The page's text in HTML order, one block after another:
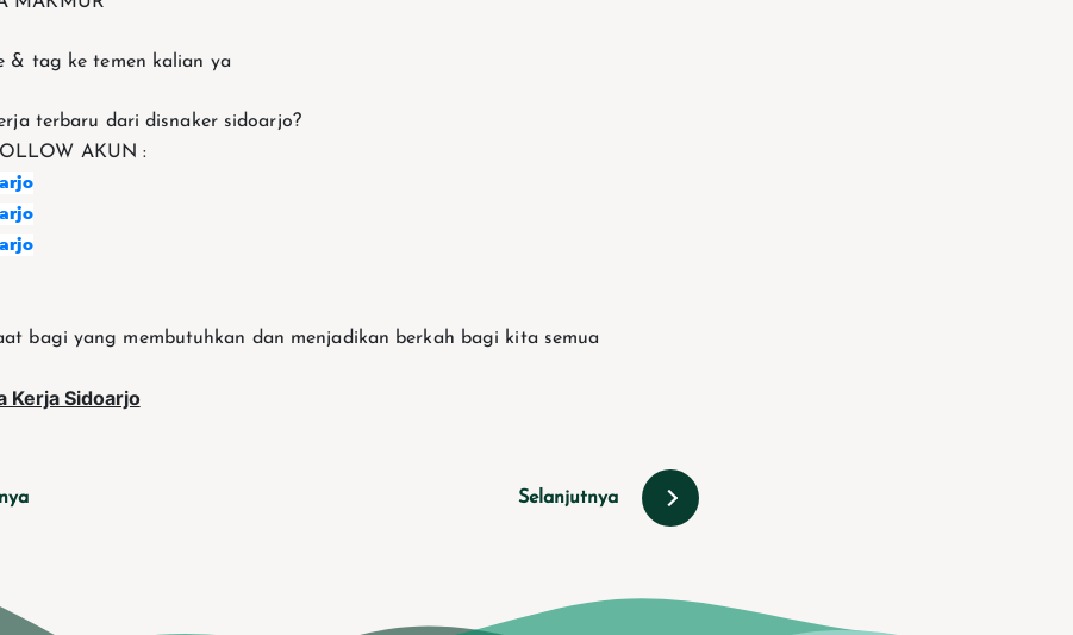
& tag ke temen kalian ya
terbaru dari disnaker sidoarjo?
AKUN :
bagi yang membutuhkan dan menjadikan berkah bagi kita semua
Kerja Sidoarjo
Selanjutnya